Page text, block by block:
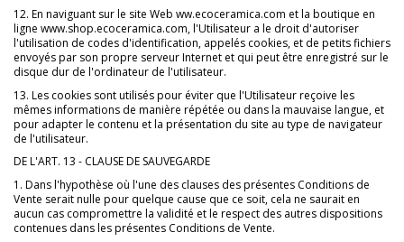
12. En naviguant sur le site Web ww.ecoceramica.com et la boutique en
ligne www.shop.ecoceramica.com, l'Utilisateur a le droit d'autoriser
l'utilisation de codes d'identification, appelés cookies, et de petits fichiers
envoyés par son propre serveur Internet et qui peut être enregistré sur le
disque dur de l'ordinateur de l'utilisateur.
13. Les cookies sont utilisés pour éviter que l'Utilisateur reçoive les
mêmes informations de manière répétée ou dans la mauvaise langue, et
pour adapter le contenu et la présentation du site au type de navigateur
de l'utilisateur.
DE L'ART. 13 - CLAUSE DE SAUVEGARDE
1. Dans l'hypothèse où l'une des clauses des présentes Conditions de
Vente serait nulle pour quelque cause que ce soit, cela ne saurait en
aucun cas compromettre la validité et le respect des autres dispositions
contenues dans les présentes Conditions de Vente.